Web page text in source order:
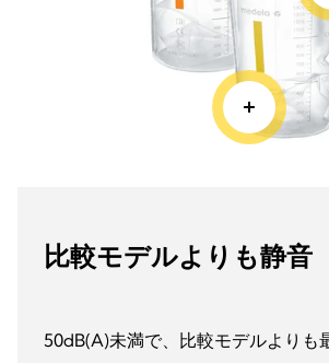
比較モデルよりも静音
50dB(A)未満で、比較モデルよりも